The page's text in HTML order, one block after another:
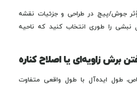
جوش/پیچ در طراحی و جزئیات نقشه
را طوری انتخاب کنید که ناحیه
طول ایده‌آل با طول واقعی متفاوت